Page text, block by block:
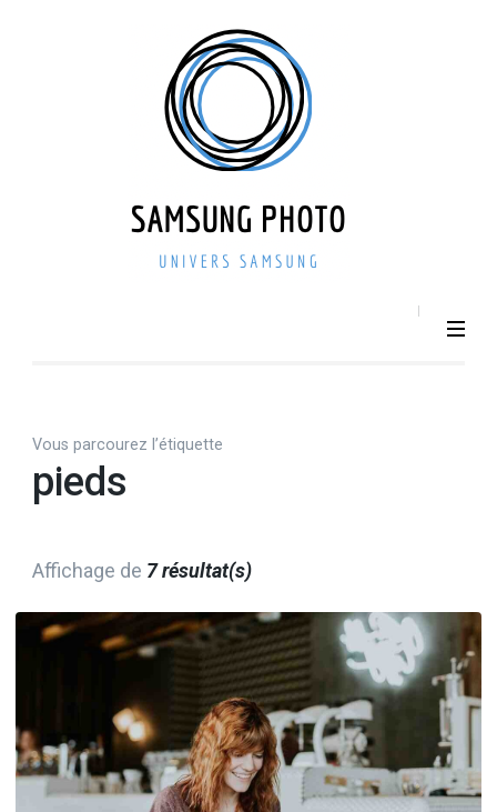
Vous parcourez l’étiquette
pieds
Affichage de 7 résultat(s)